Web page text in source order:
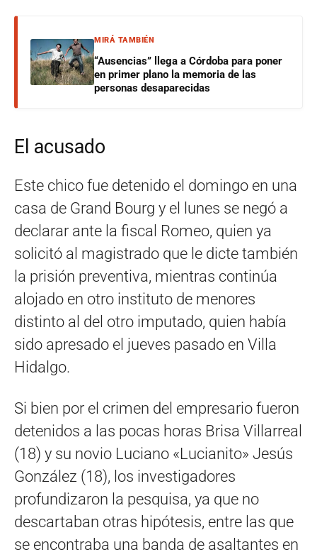
MIRÁ TAMBIÉN
“Ausencias” llega a Córdoba para poner
en primer plano la memoria de las
personas desaparecidas
El acusado
Este chico fue detenido el domingo en una
casa de Grand Bourg y el lunes se negó a
declarar ante la fiscal Romeo, quien ya
solicitó al magistrado que le dicte también
la prisión preventiva, mientras continúa
alojado en otro instituto de menores
distinto al del otro imputado, quien había
sido apresado el jueves pasado en Villa
Hidalgo.
Si bien por el crimen del empresario fueron
detenidos a las pocas horas Brisa Villarreal
(18) y su novio Luciano «Lucianito» Jesús
González (18), los investigadores
profundizaron la pesquisa, ya que no
descartaban otras hipótesis, entre las que
se encontraba una banda de asaltantes en